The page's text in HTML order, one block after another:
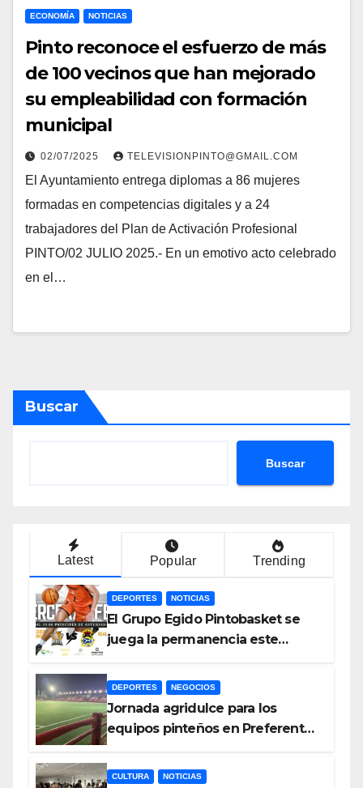
ECONOMÍA NOTICIAS
Pinto reconoce el esfuerzo de más
de 100 vecinos que han mejorado
su empleabilidad con formación
municipal
02/07/2025 TELEVISIONPINTO@GMAIL.COM
El Ayuntamiento entrega diplomas a 86 mujeres
formadas en competencias digitales y a 24
trabajadores del Plan de Activación Profesional
PINTO/02 JULIO 2025.- En un emotivo acto celebrado
en el…
Buscar
Buscar
Latest Popular Trending
DEPORTES NOTICIAS
El Grupo Egido Pintobasket se
juega la permanencia este
Asturias
DEPORTES NEGOCIOS
Jornada agridulce para los
equipos pinteños en Preferente
Pinto bajo amenaza
CULTURA NOTICIAS